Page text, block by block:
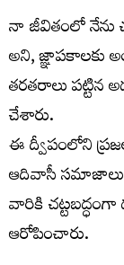
నా జీవితంలో నేను
అని, జ్ఞాపకాలకు
తరతరాలు పట్టిన
చేశారు.
ఈ ద్వీపంలోని
ఆదివాసీ సమాజాలు,
వారికి
ఆరోపించారు.